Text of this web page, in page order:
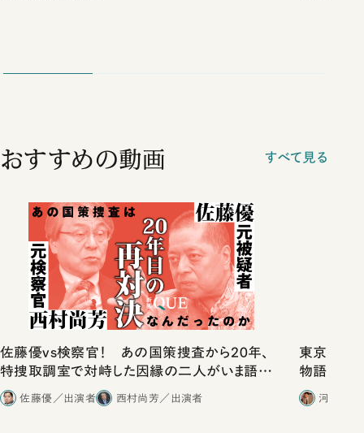
おすすめの動画 すべて見る
佐藤優vs検察官！ あの国策捜査から20年、
特捜取調室で対峙した因縁の二人がいま語り
合ったこと
佐藤優／出演者 西村尚芳／出演者
東京は都
物語」に
河野有